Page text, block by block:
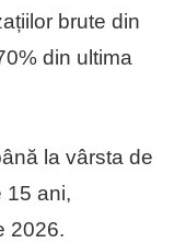
brute din
din ultima
la vârsta de
15 ani,
2026.